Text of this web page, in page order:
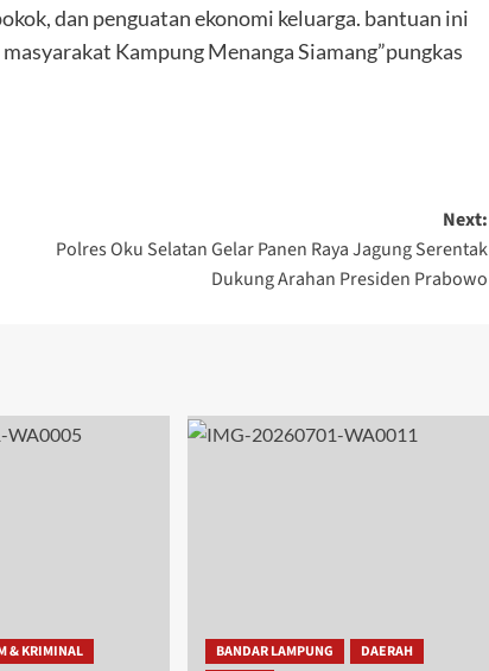
dan penguatan ekonomi keluarga. bantuan ini
Kampung Menanga Siamang”pungkas
Next:
Polres Oku Selatan Gelar Panen Raya Jagung Serentak
Dukung Arahan Presiden Prabowo
& KRIMINAL
BANDAR LAMPUNG
DAERAH